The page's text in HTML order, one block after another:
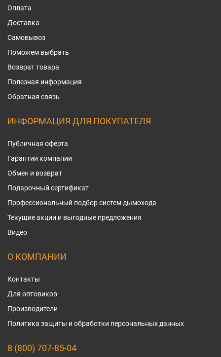
Оплата
Доставка
Самовывоз
Поможем выбрать
Возврат товара
Полезная информация
Обратная связь
ИНФОРМАЦИЯ ДЛЯ ПОКУПАТЕЛЯ
Публичная оферта
Гарантии компании
Обмен и возврат
Подарочный сертификат
Профессиональный подбор систем дымохода
Текущие акции и выгодные предложения
Видео
О КОМПАНИИ
Контакты
Для оптовиков
Производители
Политика защиты и обработки персональных данных
8 (800) 707-85-04